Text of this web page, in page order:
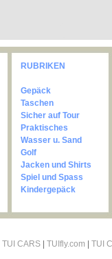
RUBRIKEN
Gepäck
Taschen
Sicher auf Tour
Praktisches
Wasser u. Sand
Golf
Jacken und Shirts
Spiel und Spass
Kindergepäck
TUI CARS TUIfly.com TUI